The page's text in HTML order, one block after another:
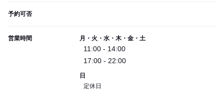
予約可否
営業時間 月・火・水・木・金・土
11:00 - 14:00
17:00 - 22:00
日
定休日